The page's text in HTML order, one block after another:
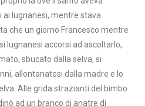
lugnanesi, mentre stava
che un giorno Francesco mentre
lugnanesi accorsi ad ascoltarlo,
sbucato dalla selva, si
allontanatosi dalla madre e lo
Alle grida strazianti del bimbo
ad un branco di anatre di